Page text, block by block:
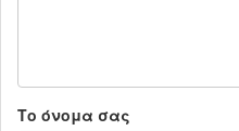
Το όνομα σας